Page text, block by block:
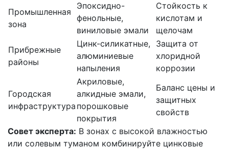
Промышленная
зона
Эпоксидно-
фенольные,
виниловые эмали
Стойкость к
кислотам и
щелочам
Прибрежные
районы
Цинк-силикатные,
алюминиевые
напыления
Защита от
хлоридной
коррозии
Городская
инфраструктура
Акриловые,
алкидные эмали,
порошковые
покрытия
Баланс цены и
защитных
свойств
Совет эксперта: В зонах с высокой влажностью
или солевым туманом комбинируйте цинковые